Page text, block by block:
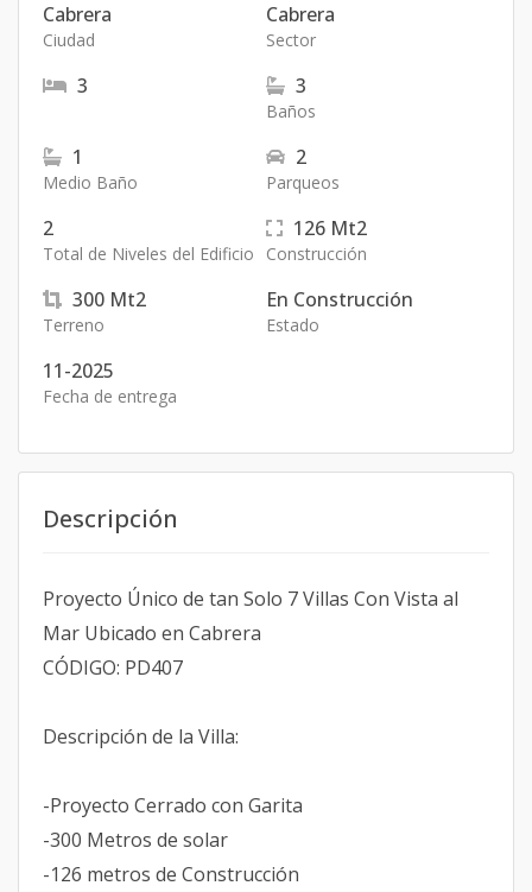
Cabrera
Ciudad
Cabrera
Sector
3 3
Baños
1
Medio Baño
2
Parqueos
2
Total de Niveles del Edificio
126 Mt2
Construcción
300 Mt2
Terreno
En Construcción
Estado
11-2025
Fecha de entrega
Descripción
Proyecto Único de tan Solo 7 Villas Con Vista al
Mar Ubicado en Cabrera
CÓDIGO: PD407
Descripción de la Villa:
-Proyecto Cerrado con Garita
-300 Metros de solar
-126 metros de Construcción